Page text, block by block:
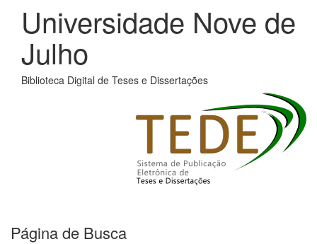
Universidade Nove de
Julho
Biblioteca Digital de Teses e Dissertações
Página de Busca